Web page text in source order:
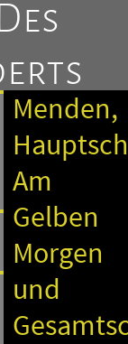
Menden,
Am
Gelben
Morgen
und